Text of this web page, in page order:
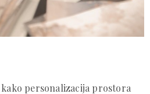
personalizacija prostora